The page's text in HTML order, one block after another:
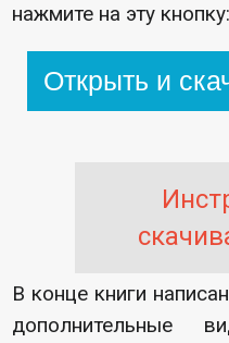
нажмите на эту кнопку:
Открыть и
В конце книги